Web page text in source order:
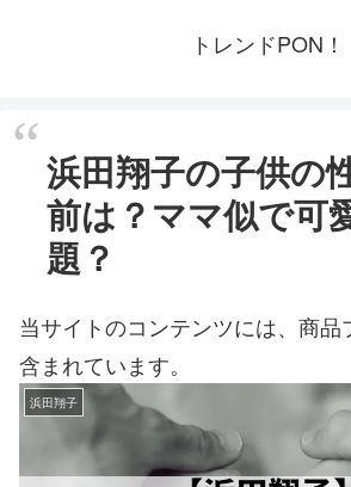
トレンドPON！
浜田翔子の子供の
前は？ママ似で可
題？
当サイトのコンテンツには、商
含まれています。
浜田翔子